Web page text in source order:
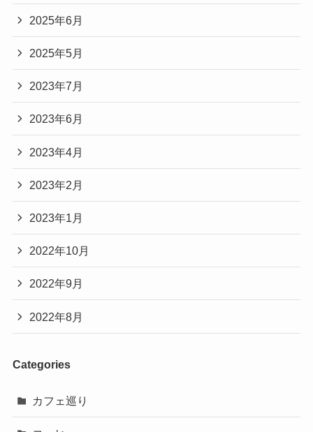
2025年6月
2025年5月
2023年7月
2023年6月
2023年4月
2023年2月
2023年1月
2022年10月
2022年9月
2022年8月
Categories
カフェ巡り